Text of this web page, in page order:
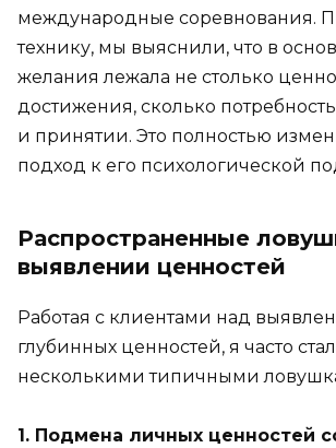
международные соревнования.
технику, мы выяснили, что в
желания лежала не столько
достижения, сколько
и принятии. Это полностью
подход к его психологической
Распространенные
выявлении ценностей
Работая с клиентами над
глубинных ценностей, я часто
несколькими типичными
1. Подмена личных ценностей